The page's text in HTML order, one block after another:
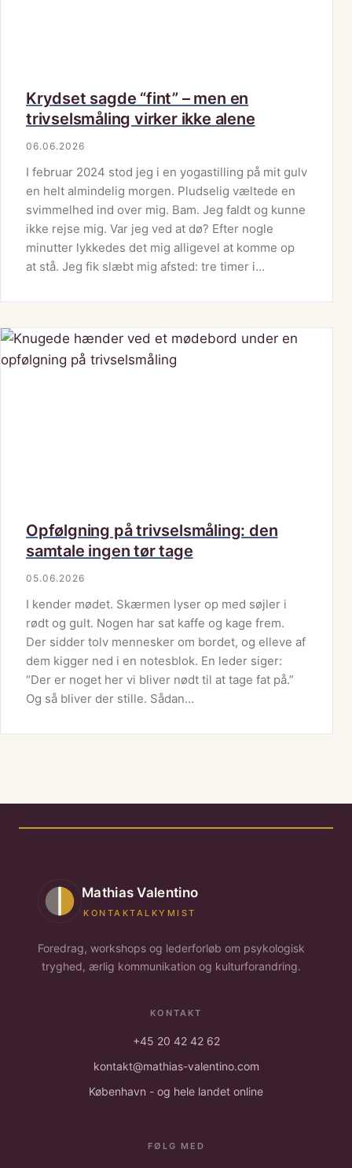
Krydset sagde “fint” – men en
trivselsmåling virker ikke alene
06.06.2026
I februar 2024 stod jeg i en yogastilling på mit gulv
en helt almindelig morgen. Pludselig væltede en
svimmelhed ind over mig. Bam. Jeg faldt og kunne
ikke rejse mig. Var jeg ved at dø? Efter nogle
minutter lykkedes det mig alligevel at komme op
at stå. Jeg fik slæbt mig afsted: tre timer i…
Opfølgning på trivselsmåling: den
samtale ingen tør tage
05.06.2026
I kender mødet. Skærmen lyser op med søjler i
rødt og gult. Nogen har sat kaffe og kage frem.
Der sidder tolv mennesker om bordet, og elleve af
dem kigger ned i en notesblok. En leder siger:
“Der er noget her vi bliver nødt til at tage fat på.”
Og så bliver der stille. Sådan…
Mathias Valentino
KONTAKTALKYMIST
Foredrag, workshops og lederforløb om psykologisk
tryghed, ærlig kommunikation og kulturforandring.
KONTAKT
+45 20 42 42 62
kontakt@mathias-valentino.com
København - og hele landet online
FØLG MED